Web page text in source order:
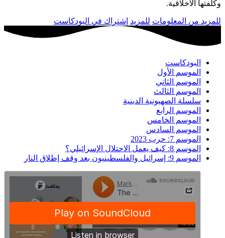
وكلفتها الأخلاقية.
للمزيد من المعلومات للمزيد إشتراك في البودكاست
البودكاست
الموسم الأول
الموسم الثاني
الموسم الثالث
سلسلة الصهيونية الدينية
الموسم الرابع
الموسم الخامس
الموسم السادس
الموسم 7: حرب 2023
الموسم 8: كيف يعمل الاحتلال الإسرائيلي؟
الموسم 9: إسرائيل والفلسطينيون بعد وقف إطلاق النار